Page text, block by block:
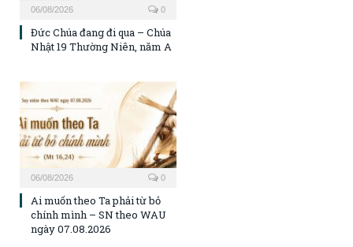
06/08/2026 0
Đức Chúa đang đi qua – Chúa
Nhật 19 Thường Niên, năm A
06/08/2026 0
Ai muốn theo Ta phải từ bỏ
chính mình – SN theo WAU
ngày 07.08.2026